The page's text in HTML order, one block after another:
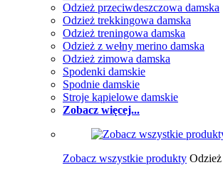
Odzież przeciwdeszczowa damska
Odzież trekkingowa damska
Odzież treningowa damska
Odzież z wełny merino damska
Odzież zimowa damska
Spodenki damskie
Spodnie damskie
Stroje kąpielowe damskie
Zobacz więcej...
Zobacz wszystkie produkty Odzież